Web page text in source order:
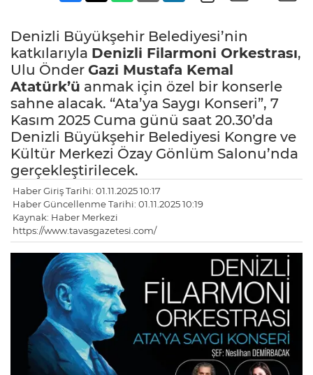
Denizli Büyükşehir Belediyesi’nin
katkılarıyla Denizli Filarmoni Orkestrası,
Ulu Önder Gazi Mustafa Kemal
Atatürk’ü anmak için özel bir konserle
sahne alacak. “Ata’ya Saygı Konseri”, 7
Kasım 2025 Cuma günü saat 20.30’da
Denizli Büyükşehir Belediyesi Kongre ve
Kültür Merkezi Özay Gönlüm Salonu’nda
gerçekleştirilecek.
Haber Giriş Tarihi: 01.11.2025 10:17
Haber Güncellenme Tarihi: 01.11.2025 10:19
Kaynak: Haber Merkezi
https://www.tavasgazetesi.com/